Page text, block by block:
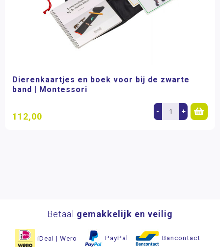
Dierenkaartjes en boek voor bij de zwarte
band | Montessori
112,00 - +
Betaal gemakkelijk en veilig
iDeal | Wero PayPal Bancontact